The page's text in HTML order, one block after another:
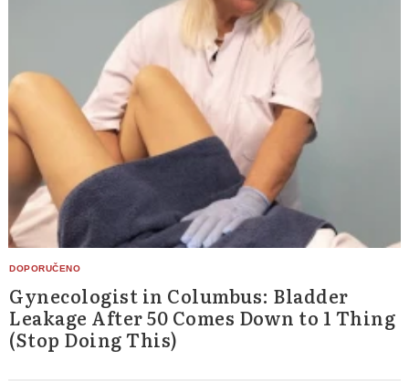
Gynecologist in Columbus: Bladder
Leakage After 50 Comes Down to 1 Thing
(Stop Doing This)